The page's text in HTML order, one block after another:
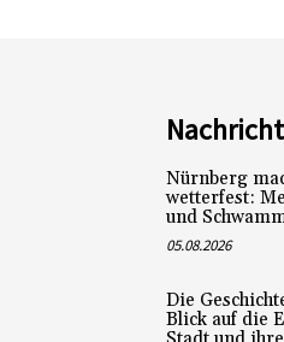
Nürnberg
wetterfest:
und
05.08.2026
Die
Blick auf die